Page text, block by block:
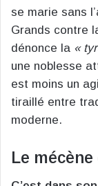
se marie sans
Grands contre
dénonce la «
une noblesse
est moins un
tiraillé entre
moderne.
Le